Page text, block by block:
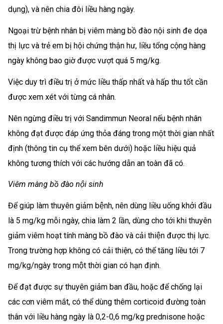
dụng), và nên chia đôi liều hàng ngày.
Ngoại trừ bệnh nhân bị viêm màng bồ đào nội sinh đe dọa
thị lực và trẻ em bị hội chứng thận hư, liều tổng cộng hàng
ngày không bao giờ được vượt quá 5 mg/kg.
Việc duy trì điều trị ở mức liều thấp nhất và hấp thu tốt cần
được xem xét với từng cá nhân.
Nên ngừng điều trị với Sandimmun Neoral nếu bệnh nhân
không đạt được đáp ứng thỏa đáng trong một thời gian nhất
định (thông tin cụ thể xem bên dưới) hoặc liều hiệu quả
không tương thích với các hướng dẫn an toàn đã có.
Viêm màng bồ đào nội sinh
Để giúp làm thuyên giảm bệnh, nên dùng liều uống khởi đầu
là 5 mg/kg mỗi ngày, chia làm 2 lần, dùng cho tới khi thuyên
giảm viêm hoạt tính màng bồ đào và cải thiện được thị lực.
Trong trường hợp không có cải thiện, có thể tăng liều tới 7
mg/kg/ngày trong một thời gian có hạn định.
Để đạt được sự thuyên giảm ban đầu, hoặc để chống lại
các cơn viêm mắt, có thể dùng thêm corticoid đường toàn
thân với liều hàng ngày là 0,2-0,6 mg/kg prednisone hoặc